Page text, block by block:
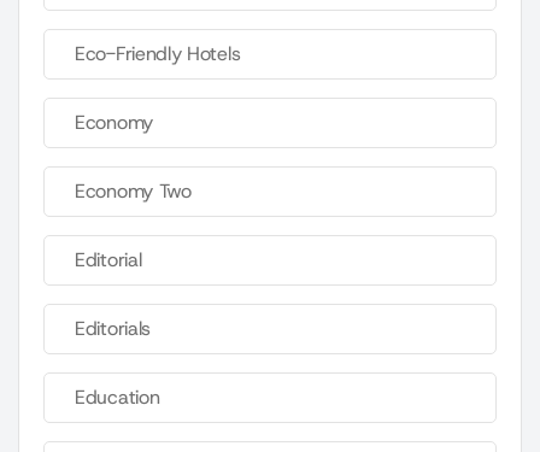
Eco-Friendly Hotels
Economy
Economy Two
Editorial
Editorials
Education